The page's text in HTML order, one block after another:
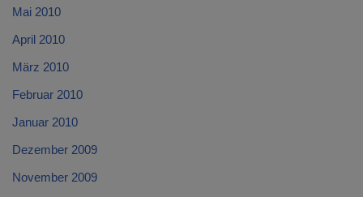
Mai 2010
April 2010
März 2010
Februar 2010
Januar 2010
Dezember 2009
November 2009